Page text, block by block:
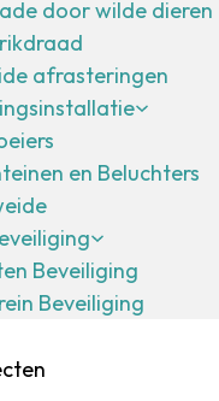
door wilde dieren
afrasteringen
en Beluchters
Beveiliging
Beveiliging